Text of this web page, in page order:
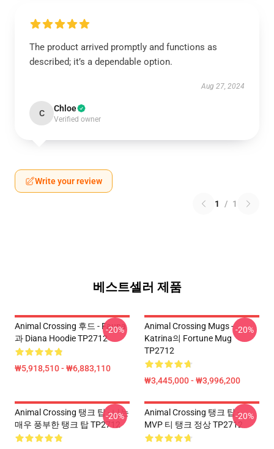
The product arrived promptly and functions as
described; it’s a dependable option.
Aug 27, 2024
C Chloe
Verified owner
Write your review
1 / 1
베스트셀러 제품
Animal Crossing 후드 - Fauna
과 Diana Hoodie TP2712
₩5,918,510 - ₩6,883,110
-20%
Animal Crossing Mugs -
Katrina의 Fortune Mug
TP2712
₩3,445,000 - ₩3,996,200
-20%
Animal Crossing 탱크 탑 - 나는
매우 풍부한 탱크 탑 TP2712
-20%
Animal Crossing 탱크 탑 -
MVP 티 탱크 정상 TP2712
-20%